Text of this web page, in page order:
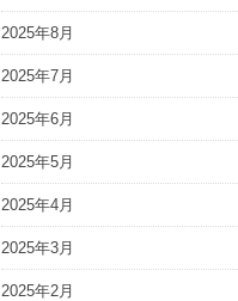
2025年8月
2025年7月
2025年6月
2025年5月
2025年4月
2025年3月
2025年2月